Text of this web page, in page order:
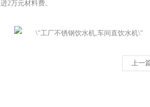
进2万元材料费。
上一